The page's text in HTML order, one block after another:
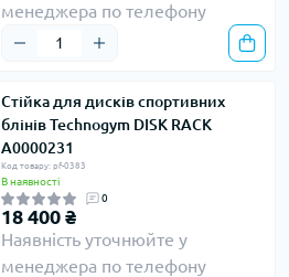
менеджера по телефону
Стійка для дисків спортивних
блінів Technogym DISK RACK
A0000231
Код товару: pf-0383
В наявності
0
18 400 ₴
Наявність уточнюйте у
менеджера по телефону